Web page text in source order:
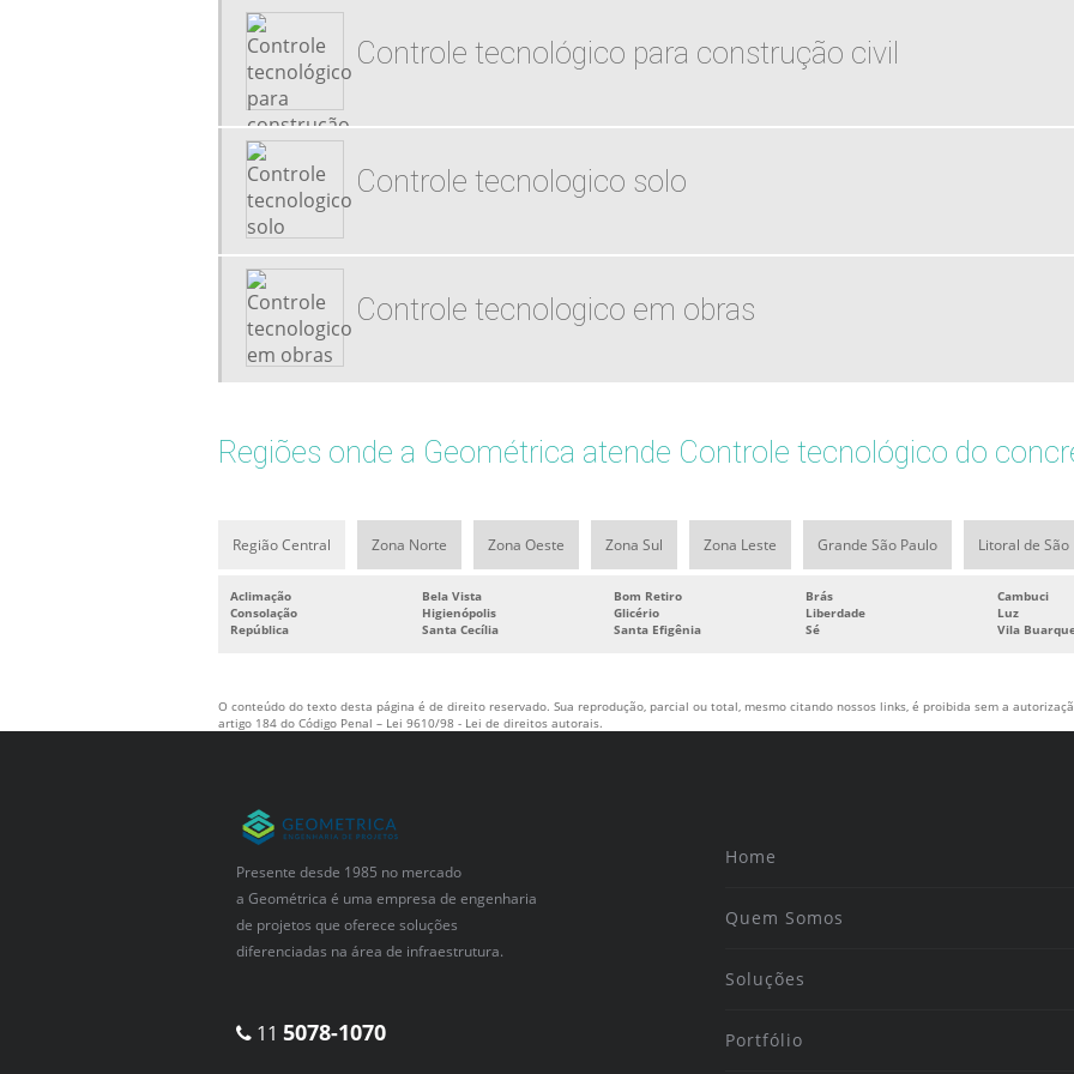
Controle tecnológico para construção civil
Controle tecnologico solo
Controle tecnologico em obras
Regiões onde a Geométrica atende Controle tecnológico do
Região Central Zona Norte Zona Oeste Zona Sul Zona Leste Grande São Paulo Litoral de São
Aclimação Bela Vista Bom Retiro Brás
Cambuci
Consolação
Higienópolis Glicério Liberdade
Luz
República
Santa Cecília Santa Efigênia Sé Vila
O conteúdo do texto desta página é de direito reservado. Sua reprodução, parcial ou total, mesmo citando nossos links, é proibida sem a
artigo 184 do Código Penal – Lei 9610/98 - Lei de direitos autorais.
Presente desde 1985 no mercado
a Geométrica é uma empresa de engenharia
de projetos que oferece soluções
diferenciadas na área de infraestrutura.
11 5078-1070
Home
Quem Somos
Soluções
Portfólio